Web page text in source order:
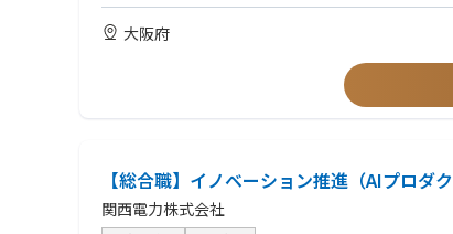
企画したテーマについて、自ら手を動かしてPoCを構築し
・ChatGPT、Claude等のLLMを活用したPoC開発
・LLM APIを活用した既存システム・業務ツールとの連携
③本番適用・システム化の推進
PoCで効果が確認できた取り組みについて、実際の業務で
・RAGの構築経験
・AIエージェントの設計・開発経験
大阪府
【総合職】イノベーション推進（AIプロダ
関西電力株式会社